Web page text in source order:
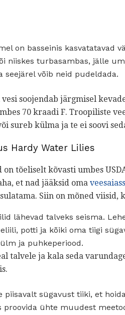
on basseinis kasvatatavad
niiskes turbasambas, jälle
seejärel võib neid pudeldada.
vesi soojendab järgmisel
70 kraadi F. Troopiliste
sureb külma ja te ei soovi
Hardy Water Lilies
tõeliselt kõvasti umbes
et nad jääksid oma
Siin on mõned viisid,
lähevad talveks seisma.
potti ja kõiki oma tiigi
ja puhkeperiood.
talvele ja kala seda
piisavalt sügavust tiiki, et
proovida ühte muudest